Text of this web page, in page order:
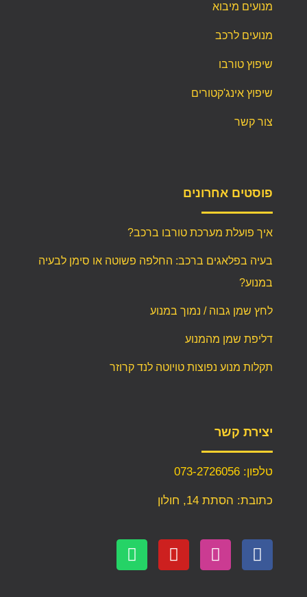
מנועים מיבוא
מנועים לרכב
שיפוץ טורבו
שיפוץ אינג'קטורים
צור קשר
פוסטים אחרונים
איך פועלת מערכת טורבו ברכב?
בעיה בפלאגים ברכב: החלפה פשוטה או סימן לבעיה
במנוע?
לחץ שמן גבוה / נמוך במנוע
דליפת שמן מהמנוע
תקלות מנוע נפוצות טויוטה לנד קרוזר
יצירת קשר
טלפון: 073-2726056
כתובת: הסתת 14, חולון